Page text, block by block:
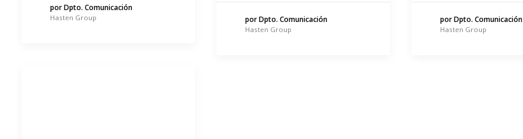
por Dpto. Comunicación
Hasten Group por Dpto. Comunicación
Hasten Group
por Dpto. Comunicación
Hasten Group